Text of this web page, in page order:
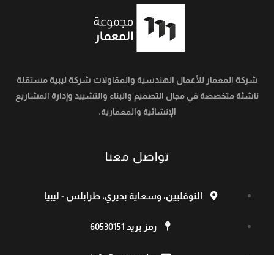
شركة المعمار للأعمال الهندسية والمقاولات شركة ليبية مستقلة
ناشئة متخصصة في مجال التصميم والبناء والتشييد وإدارة المشاريع
الإنشائية والمعمارية.
تواصل معنا
النوفليين، وسعاية بديري، طرابلس - ليبيا
رمز بريد 60530151